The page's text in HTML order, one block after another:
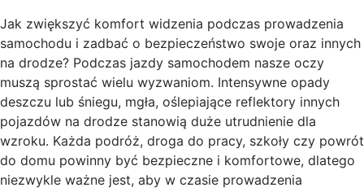
Jak zwiększyć komfort widzenia podczas prowadzenia
samochodu i zadbać o bezpieczeństwo swoje oraz innych
na drodze? Podczas jazdy samochodem nasze oczy
muszą sprostać wielu wyzwaniom. Intensywne opady
deszczu lub śniegu, mgła, oślepiające reflektory innych
pojazdów na drodze stanowią duże utrudnienie dla
wzroku. Każda podróż, droga do pracy, szkoły czy powrót
do domu powinny być bezpieczne i komfortowe, dlatego
niezwykle ważne jest, aby w czasie prowadzenia